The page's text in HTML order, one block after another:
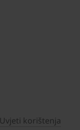
Uvjeti korištenja